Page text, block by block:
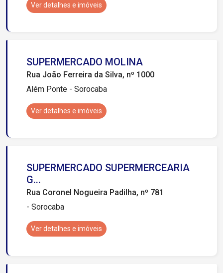
Ver detalhes e imóveis
SUPERMERCADO MOLINA
Rua João Ferreira da Silva, nº 1000
Além Ponte - Sorocaba
Ver detalhes e imóveis
SUPERMERCADO SUPERMERCEARIA
G...
Rua Coronel Nogueira Padilha, nº 781
- Sorocaba
Ver detalhes e imóveis